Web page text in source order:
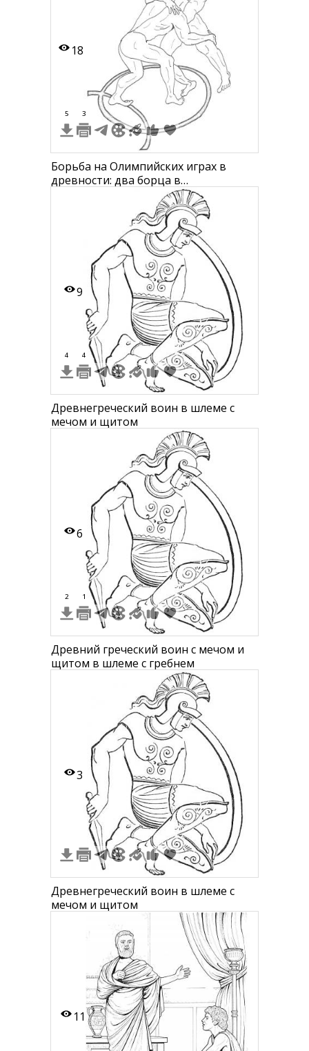
18
5 3
Борьба на Олимпийских играх в
древности: два борца в
противостоянии на ринге.
9
4 4
Древнегреческий воин в шлеме с
мечом и щитом
6
2 1
Древний греческий воин с мечом и
щитом в шлеме с гребнем
3
Древнегреческий воин в шлеме с
мечом и щитом
11